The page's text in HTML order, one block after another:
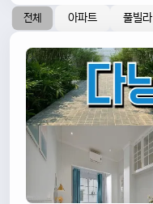
전체 아파트 풀빌라